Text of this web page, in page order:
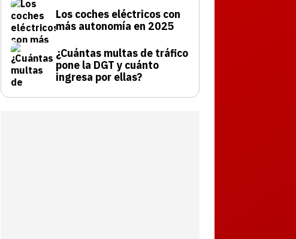
Los coches eléctricos con
más autonomía en 2025
¿Cuántas multas de tráfico
pone la DGT y cuánto
ingresa por ellas?